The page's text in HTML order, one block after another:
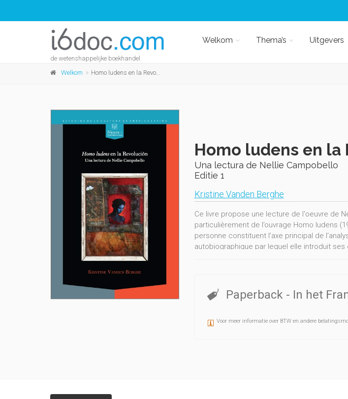
de wetenshappelijke boekhandel
Welkom Thema’s Uitgevers
Welkom Homo ludens en la Revolución
Homo ludens en la
Una lectura de Nellie Campobello
Editie 1
Kristine Vanden Berghe
Ce livre propose une lecture de l'oeuvre de
particulièrement de l’ouvrage Homo ludens
personne constituent l’axe principal de
autobiographique par lequel elle introduit
présenter Campobello comme une
Paperback - In het
Voor meer informatie over BTW en andere